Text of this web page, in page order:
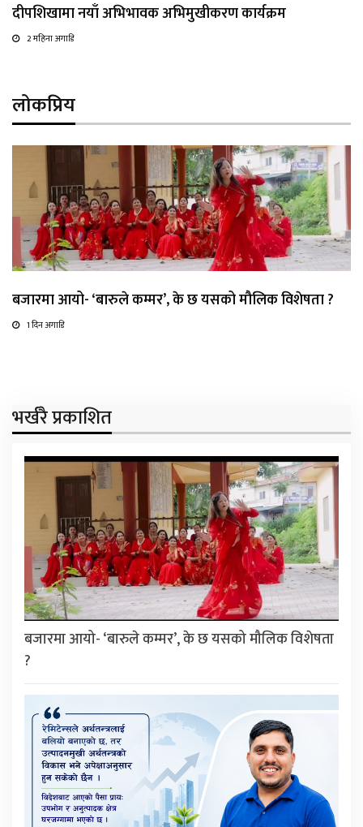
दीपशिखामा नयाँ अभिभावक अभिमुखीकरण कार्यक्रम
2 महिना अगाडि
लोकप्रिय
बजारमा आयो- ‘बारुले कम्मर’, के छ यसको मौलिक विशेषता ?
1 दिन अगाडि
भर्खरै प्रकाशित
बजारमा आयो- ‘बारुले कम्मर’, के छ यसको मौलिक विशेषता
?